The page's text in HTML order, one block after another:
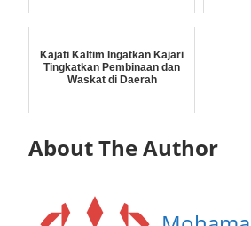
Kajati Kaltim Ingatkan Kajari
Tingkatkan Pembinaan dan
Waskat di Daerah
About The Author